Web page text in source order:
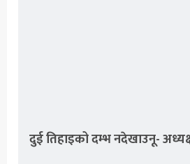
दुई तिहाइको दम्भ नदेखाउनू-